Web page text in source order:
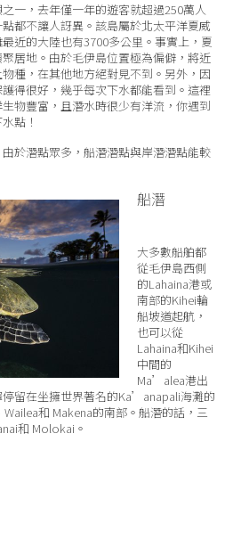
一，去年僅一年的遊客就超過250萬人
都不讓人訝異。該島屬於北太平洋夏威
近的大陸也有3700多公里。事實上，夏
居地。由於毛伊島位置極為偏僻，將近
種，在其他地方絕對見不到。另外，因
得很好，幾乎每次下水都能看到。這裡
物豐富，且潛水時很少有洋流，你遇到
點！
於潛點眾多，船潛潛點與岸潛潛點能較
船潛
大多數船舶都
從毛伊島西側
的Lahaina港或
南部的Kihei輪
船坡道起航，
也可以從
Lahaina和Kihei
中間的
Ma’alea港出
留在坐擁世界著名的Ka’anapali海灘的
和 Makena的南部。船潛的話，三
和 Molokai。